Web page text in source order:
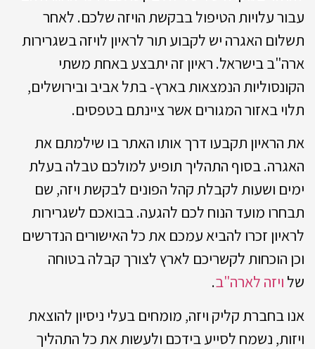
עבור עלויות הטיפול בבקשת הויזה שלכם. לאחר
תשלום האגרה יש לקבוע תור לראיון לויזה בשגרירות
ארה"ב בישראל. ראיון זה יתבצע באחת משתי
הקונסוליות הנמצאות בארץ- בתל אביב ובירושלים,
תלוי באזור המגורים אשר ציינתם בטפסים.
את הראיון תקבעו דרך אותו האתר בו שילמתם את
האגרה. בסוף התהליך תופיע למולכם טבלה בעלת
ימים ושעות לקבלת קהל הפונים לבקשת ויזה, שם
תבחרו מועד הנוח לכם להגעה. בבואכם לשגרירות
לראיון זכרו להביא עמכם את כל האישורים הנדרשים
וכן הוכחות לקשריכם לארץ לצורך קבלה בטוחה
של ויזה לארה"ב.
אנו בחברת קליק ויזה, מומחים בעלי ניסיון להוצאת
ויזות, נשמח לסייע בידכם ולעשות את כל התהליך